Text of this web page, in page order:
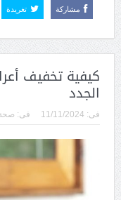
مشاركة تغريدة
كيفية تخفيف
الجدد
فى: 11/11/2024 فى: